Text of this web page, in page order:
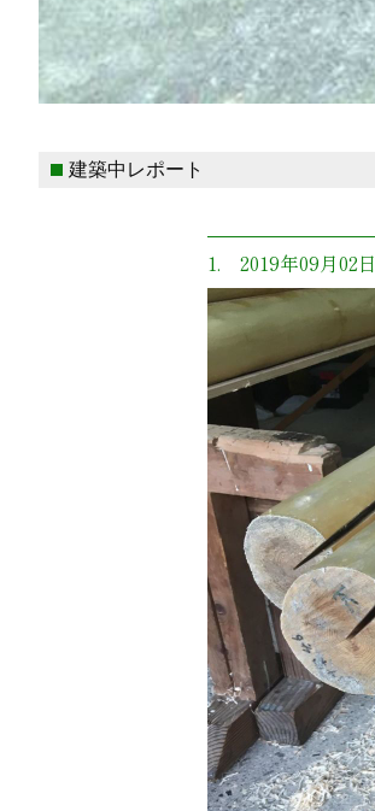
建築中レポート
1. 2019年09月02日